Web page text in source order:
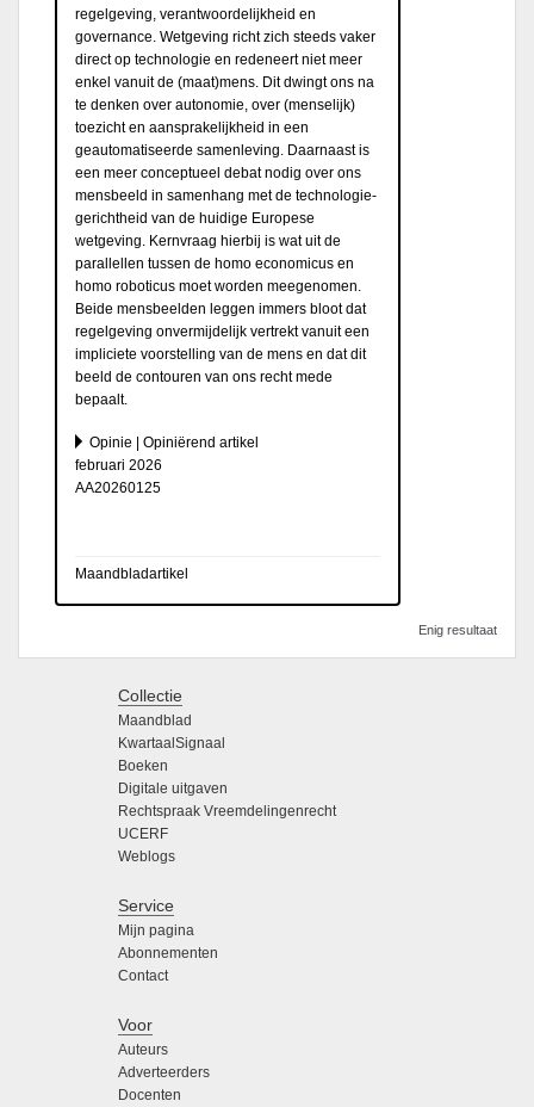
regelgeving, verantwoordelijkheid en
governance. Wetgeving richt zich steeds vaker
direct op technologie en redeneert niet meer
enkel vanuit de (maat)mens. Dit dwingt ons na
te denken over autonomie, over (menselijk)
toezicht en aansprakelijkheid in een
geautomatiseerde samenleving. Daarnaast is
een meer conceptueel debat nodig over ons
mensbeeld in samenhang met de technologie-
gerichtheid van de huidige Europese
wetgeving. Kernvraag hierbij is wat uit de
parallellen tussen de homo economicus en
homo roboticus moet worden meegenomen.
Beide mensbeelden leggen immers bloot dat
regelgeving onvermijdelijk vertrekt vanuit een
impliciete voorstelling van de mens en dat dit
beeld de contouren van ons recht mede
bepaalt.
Opinie | Opiniërend artikel
februari 2026
AA20260125
Maandbladartikel
Enig resultaat
Collectie
Maandblad
KwartaalSignaal
Boeken
Digitale uitgaven
Rechtspraak Vreemdelingenrecht
UCERF
Weblogs
Service
Mijn pagina
Abonnementen
Contact
Voor
Auteurs
Adverteerders
Docenten